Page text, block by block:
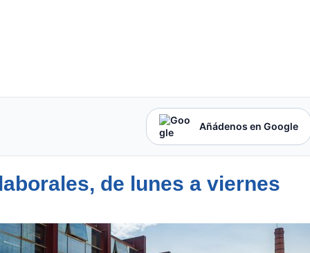
Añádenos en Google
de lunes a viernes